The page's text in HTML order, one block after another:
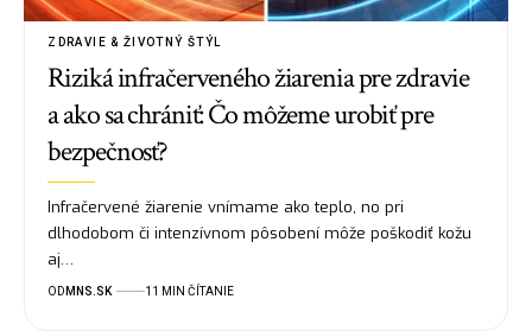
ZDRAVIE & ŽIVOTNÝ ŠTÝL
Riziká infračerveného žiarenia pre zdravie
a ako sa chrániť: Čo môžeme urobiť pre
bezpečnosť?
Infračervené žiarenie vnímame ako teplo, no pri
dlhodobom či intenzívnom pôsobení môže poškodiť kožu
aj…
OD MNS.SK 11 MIN ČÍTANIE